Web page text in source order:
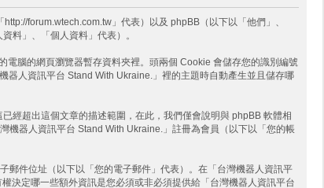
forum.wtech.com.tw」代表）以及 phpBB（以下以「他們」、
料」、「個人資料」代表）。
腦的網頁瀏覽器暫存資料夾裡。頭兩個 Cookie 會儲存您的識別編號
器人資訊平台 Stand With Ukraine.」裡的主題時自動產生並且儲存哪
經超出這個文章的描述範圍，在此，我們僅會說明與 phpBB 軟體相
機器人資訊平台 Stand With Ukraine.」註冊為會員（以下以「您的帳
郵件位址（以下以「您的電子郵件」代表）。在「台灣機器人資訊平
決定哪一些額外資訊是您必須或非必須提供給「台灣機器人資訊平台